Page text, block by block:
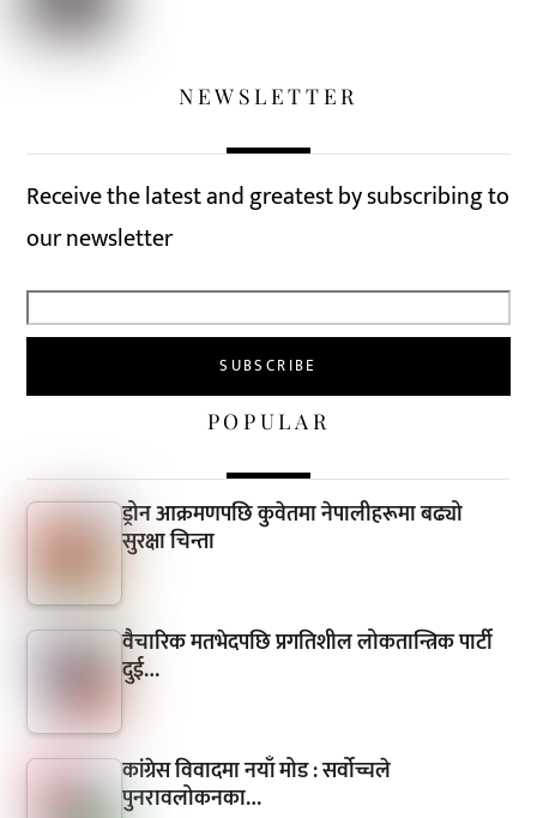
NEWSLETTER
Receive the latest and greatest by subscribing to
our newsletter
POPULAR
ड्रोन आक्रमणपछि कुवेतमा नेपालीहरूमा बढ्यो
सुरक्षा चिन्ता
वैचारिक मतभेदपछि प्रगतिशील लोकतान्त्रिक पार्टी
दुई…
कांग्रेस विवादमा नयाँ मोड : सर्वोच्चले
पुनरावलोकनका…